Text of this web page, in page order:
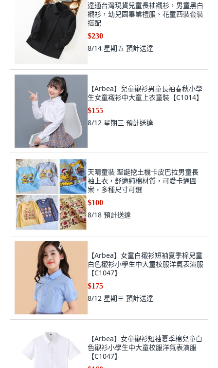
達通台灣現貨兒童長袖襯衫，男童黑白
襯衫，幼兒園畢業禮服、花童西裝套裝
搭配
$230
8/14 星期五 預計送達
【Arbea】兒童襯衫男童長袖春秋小學
生女童襯衫中大童上衣童裝【C1014】
$155
8/12 星期三 預計送達
天晴童裝 聖誕挖土機卡皮巴拉男童長
袖上衣，舒適純棉材質，可愛卡通圖
案，多種尺寸可選
$100
8/18 預計送達
【Arbea】女童白襯衫短袖夏季棉兒童
白色襯衫小學生中大童校服洋氣表演服
【C1047】
$175
8/12 星期三 預計送達
【Arbea】女童襯衫短袖夏季棉兒童白
色襯衫小學生中大童校服洋氣表演服
【C1047】